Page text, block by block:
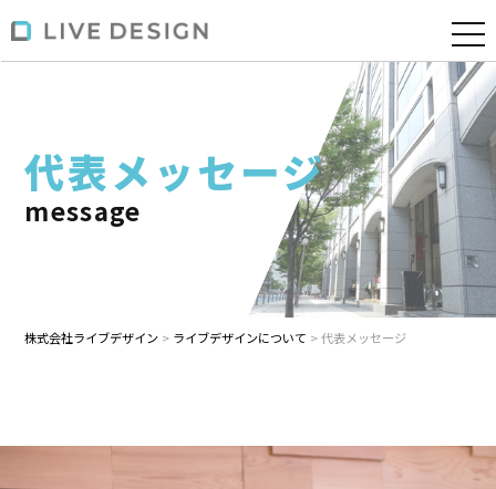
代表メッセージ
message
株式会社ライブデザイン > ライブデザインについて >代表メッセージ